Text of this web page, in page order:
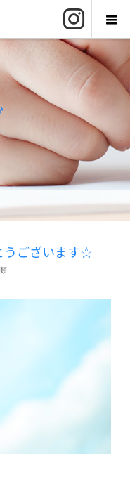
うございます☆